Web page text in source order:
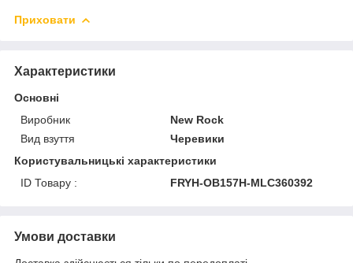
Приховати
Характеристики
Основні
Виробник
New Rock
Вид взуття
Черевики
Користувальницькі характеристики
ID Товару :
FRYH-OB157H-MLC360392
Умови доставки